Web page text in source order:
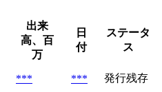
出来
高、百
万
日
付
ステータ
ス
*** ***
発行残存